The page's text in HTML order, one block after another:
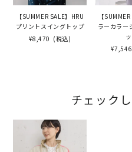
【SUMMER SALE】HRU
プリントスイングトップ
¥8,470 (税込)
【
ラーカラー
¥7,546
チェック